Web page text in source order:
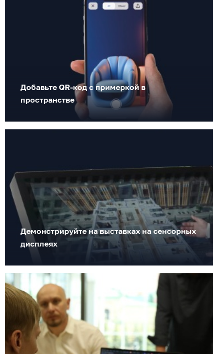
Добавьте QR-код с примеркой в
пространстве
Демонстрируйте на выставках на сенсорных
дисплеях